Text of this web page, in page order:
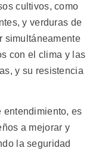
cultivos, como
y verduras de
simultáneamente
con el clima y las
y su resistencia
entendimiento, es
a mejorar y
la seguridad